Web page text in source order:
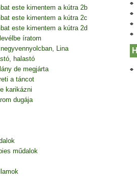
este kimentem a kútra 2b
este kimentem a kútra 2c
este kimentem a kútra 2d
íratom
Lina
halastó
de megjárta
a táncot
karikázni
dugája
műdalok